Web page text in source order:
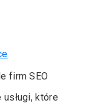
firm SEO
które